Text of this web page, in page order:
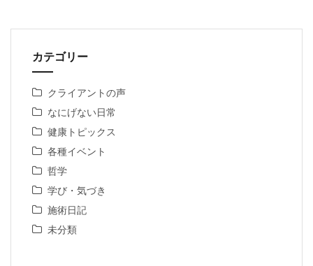
カテゴリー
クライアントの声
なにげない日常
健康トピックス
各種イベント
哲学
学び・気づき
施術日記
未分類